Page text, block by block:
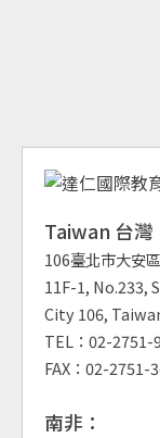
Taiwan 台灣
106臺北市大安
11F-1, No.233,
City 106,
TEL：02-2751-
FAX：02-2751-
南非：